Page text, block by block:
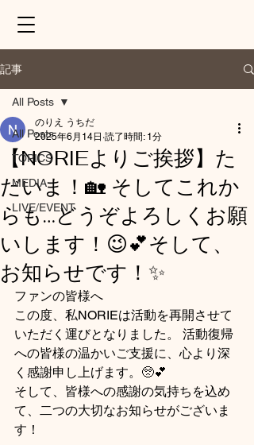
記事
All Posts
TOPICS
MEDIA
LIVE/EVENT
All Posts
【NORIEよりご挨拶】た
だいま！🏡 そしてこれか
らも…どうぞよろしくお願
いします！😉💕そして、
お知らせです！✨
のりえ うちだ
2025年6月14日 読了時間: 1分
ファンの皆様へ
この度、私NORIEは活動を再開させて
いただく運びとなりました。 活動復帰
への皆様の温かいご支援に、心より深
く感謝申し上げます。🥺💕
そして、皆様への感謝の気持ちを込め
て、二つの大切なお知らせがございま
す！